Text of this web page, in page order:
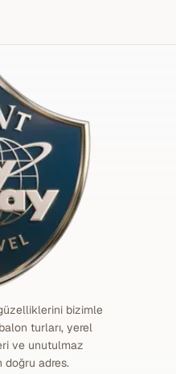
bizimle
turları, yerel
ve unutulmaz
doğru adres.